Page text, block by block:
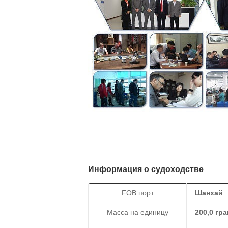
Информация о судоходстве
FOB порт Шанхай
Масса на единицу 200,0